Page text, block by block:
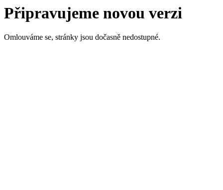
Připravujeme novou verzi
Omlouváme se, stránky jsou dočasně nedostupné.